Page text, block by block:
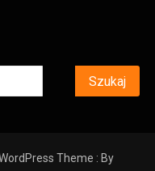
Theme : By